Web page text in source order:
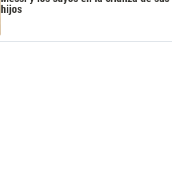
hijos